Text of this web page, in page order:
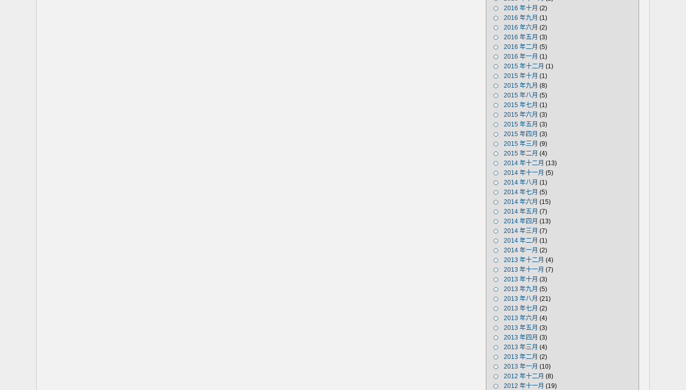
2016 年十月 (2)
2016 年九月 (1)
2016 年六月 (2)
2016 年五月 (3)
2016 年二月 (5)
2016 年一月 (1)
2015 年十二月 (1)
2015 年十月 (1)
2015 年九月 (8)
2015 年八月 (5)
2015 年七月 (1)
2015 年六月 (3)
2015 年五月 (3)
2015 年四月 (3)
2015 年三月 (9)
2015 年二月 (4)
2014 年十二月 (13)
2014 年十一月 (5)
2014 年八月 (1)
2014 年七月 (5)
2014 年六月 (15)
2014 年五月 (7)
2014 年四月 (13)
2014 年三月 (7)
2014 年二月 (1)
2014 年一月 (2)
2013 年十二月 (4)
2013 年十一月 (7)
2013 年十月 (3)
2013 年九月 (5)
2013 年八月 (21)
2013 年七月 (2)
2013 年六月 (4)
2013 年五月 (3)
2013 年四月 (3)
2013 年三月 (4)
2013 年二月 (2)
2013 年一月 (10)
2012 年十二月 (8)
2012 年十一月 (19)